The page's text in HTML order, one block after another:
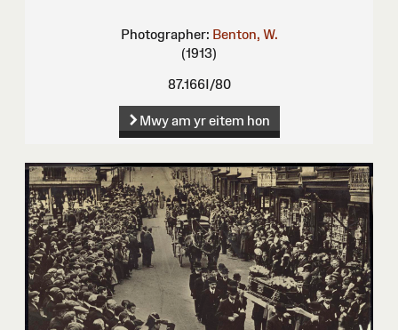
Photographer: Benton, W.
(1913)
87.166I/80
Mwy am yr eitem hon